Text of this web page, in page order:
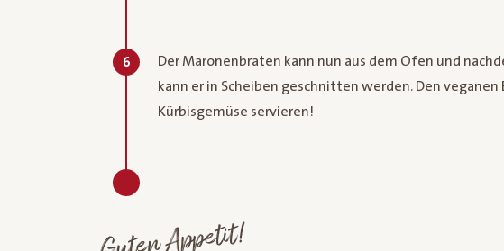
6
Der Maronenbraten kann nun aus dem Ofen und
kann er in Scheiben geschnitten werden. Den
Kürbisgemüse servieren!